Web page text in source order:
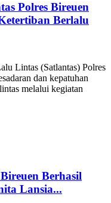
Polres Bireuen
Berlalu
Lintas (Satlantas) Polres
dan kepatuhan
melalui kegiatan
Berhasil
Lansia...